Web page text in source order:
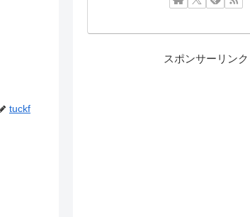
tuckf
スポンサーリンク